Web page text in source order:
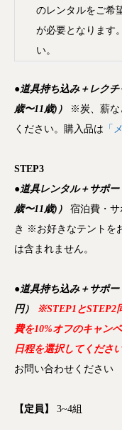
のレンタルをご希
が必要となります
い。
●道具持ち込み＋レク
歳〜11歳)）
※炭、薪な
ください。購入品は 「
STEP3
●道具レンタル＋サポ
歳〜11歳)）
宿泊費・
き ※お好きなテントを
は含まれません。
●道具持ち込み＋サポー
円）
※STEP1とSTEP2
費を10%オフのキャン
日程を選択してくださ
お問い合わせください
【定員】 3~4組